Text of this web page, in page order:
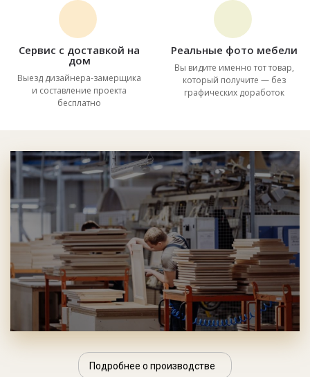
Сервис с доставкой на
дом
Выезд дизайнера-замерщика
и составление проекта
бесплатно
Реальные фото мебели
Вы видите именно тот товар,
который получите — без
графических доработок
Подробнее о производстве